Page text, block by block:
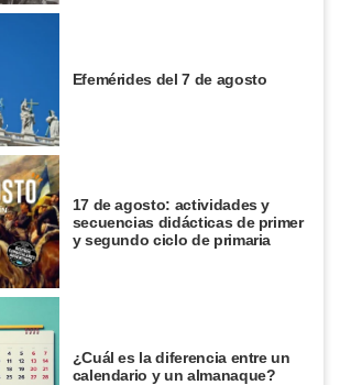
Efemérides del 7 de agosto
17 de agosto: actividades y
secuencias didácticas de primer
y segundo ciclo de primaria
¿Cuál es la diferencia entre un
calendario y un almanaque?